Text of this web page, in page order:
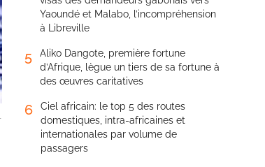
Yaoundé et Malabo, l’incompréhension
à Libreville
5
Aliko Dangote, première fortune
d’Afrique, lègue un tiers de sa fortune à
des œuvres caritatives
6
Ciel africain: le top 5 des routes
domestiques, intra-africaines et
internationales par volume de
passagers